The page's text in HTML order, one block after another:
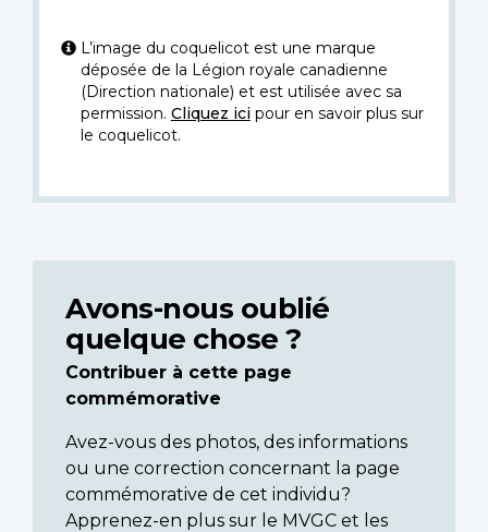
L’image du coquelicot est une marque
déposée de la Légion royale canadienne
(Direction nationale) et est utilisée avec sa
permission. Cliquez icipour en savoir plus sur
le coquelicot.
Avons-nous oublié
quelque chose ?
Contribuer à cette page
commémorative
Avez-vous des photos, des informations
ou une correction concernant la page
commémorative de cet individu?
Apprenez-en plus sur le MVGC et les